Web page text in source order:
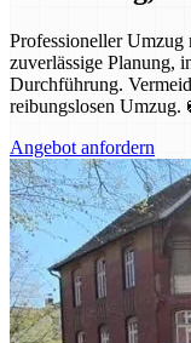
Professioneller
zuverlässige Planung,
Durchführung.
reibungslosen Umzug.
Angebot anfordern